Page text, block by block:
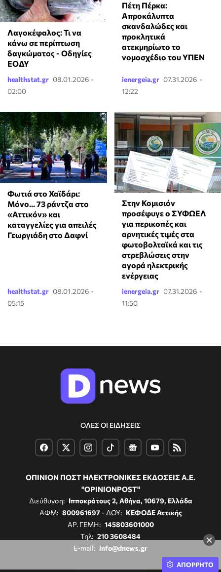
×
Λαγοκέφαλος: Τι να
κάνω σε περίπτωση
δαγκώματος - Οδηγίες
ΕΟΔΥ
healthstat.gr 08.01.2026 -
02:00
Πέτη Πέρκα:
Απροκάλυπτα
σκανδαλώδες και
προκλητικά
ατεκμηρίωτο το
νομοσχέδιο του ΥΠΕΝ
ienergeia.gr 07.31.2026 -
12:22
Φωτιά στο Χαϊδάρι:
Μόνο... 73 ράντζα στο
«Αττικόν» και
καταγγελίες για απειλές
Γεωργιάδη στο Δαφνί
healthstat.gr 08.01.2026 -
05:15
Στην Κομισιόν
προσέφυγε ο ΣΥΦΩΕΛ
για περικοπές και
αρνητικές τιμές στα
φωτοβολταϊκά και τις
στρεβλώσεις στην
αγορά ηλεκτρικής
ενέργειας
ienergeia.gr 07.31.2026 -
11:50
ΟΛΕΣ ΟΙ ΕΙΔΗΣΕΙΣ
ΟΠΙΝΙΟΝ ΠΟΣΤ ΗΛΕΚΤΡΟΝΙΚΕΣ ΕΚΔΟΣΕΙΣ Α.Ε.
"OPINIONPOST"
Διεύθυνση: Ιπποκράτους 2, Αθήνα, 10679, Ελλάδα
ΑΦΜ: 800961697- ΔΟΥ: ΚΕΦΟΔΕ Αττικής
ΑΡ. ΓΕΜΗ: 145803601000
Τηλ: 210 3608484
E-mail: info@dnews.gr
ΑΠΟΡΡΗΤΟ